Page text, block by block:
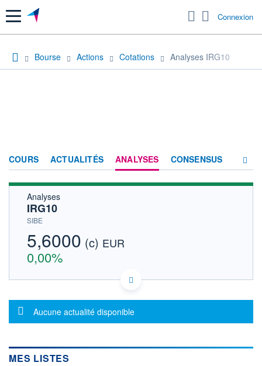
Menu Connexion
Bourse Actions Cotations Analyses IRG10
COURS ACTUALITÉS ANALYSES CONSENSUS
Analyses
IRG10
SIBE
5,6000 (c) EUR
0,00%
ES0105653002 YIRG
Politique d'exécution
Cotation sur les autres places
0,0000 5,6000
+ HAUT
Message d'information
Aucune actualité disponible
MES LISTES